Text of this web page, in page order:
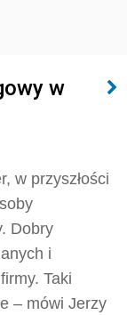
w
w przyszłości
Dobry
i
Taki
– mówi Jerzy